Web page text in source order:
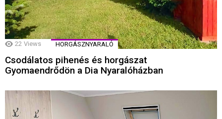
22 Views HORGÁSZNYARALÓ
Csodálatos pihenés és horgászat
Gyomaendrődön a Dia Nyaralóházban